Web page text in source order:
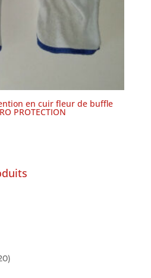
en cuir fleur de buffle
PROTECTION